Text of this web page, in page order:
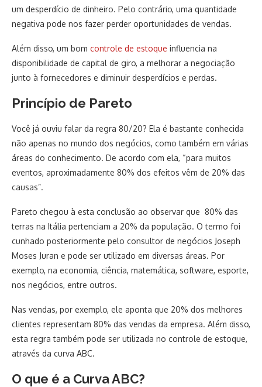
um desperdício de dinheiro. Pelo contrário, uma quantidade
negativa pode nos fazer perder oportunidades de vendas.
Além disso, um bom controle de estoque influencia na
disponibilidade de capital de giro, a melhorar a negociação
junto à fornecedores e diminuir desperdícios e perdas.
Princípio de Pareto
Você já ouviu falar da regra 80/20? Ela é bastante conhecida
não apenas no mundo dos negócios, como também em várias
áreas do conhecimento. De acordo com ela, “para muitos
eventos, aproximadamente 80% dos efeitos vêm de 20% das
causas”.
Pareto chegou à esta conclusão ao observar que 80% das
terras na Itália pertenciam a 20% da população. O termo foi
cunhado posteriormente pelo consultor de negócios Joseph
Moses Juran e pode ser utilizado em diversas áreas. Por
exemplo, na economia, ciência, matemática, software, esporte,
nos negócios, entre outros.
Nas vendas, por exemplo, ele aponta que 20% dos melhores
clientes representam 80% das vendas da empresa. Além disso,
esta regra também pode ser utilizada no controle de estoque,
através da curva ABC.
O que é a Curva ABC?